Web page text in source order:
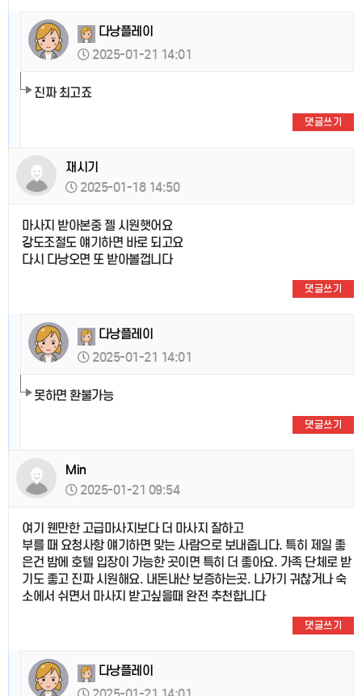
다낭플레이
2025-01-21 14:01
진짜 최고죠
댓글쓰기
재시기
2025-01-18 14:50
마사지 받아본중 젤 시원햇어요
강도조절도 얘기하면 바로 되고요
다시 다낭오면 또 받아볼껍니다
댓글쓰기
다낭플레이
2025-01-21 14:01
못하면 환불가능
댓글쓰기
Min
2025-01-21 09:54
여기 웬만한 고급마사지보다 더 마사지 잘하고
부를 때 요청사항 얘기하면 맞는 사람으로 보내줍니다. 특히 제일 좋
은건 밤에 호텔 입장이 가능한 곳이면 특히 더 좋아요. 가족 단체로 받
기도 좋고 진짜 시원해요. 내돈내산 보증하는곳. 나가기 귀찮거나 숙
소에서 쉬면서 마사지 받고싶을때 완전 추천합니다
댓글쓰기
다낭플레이